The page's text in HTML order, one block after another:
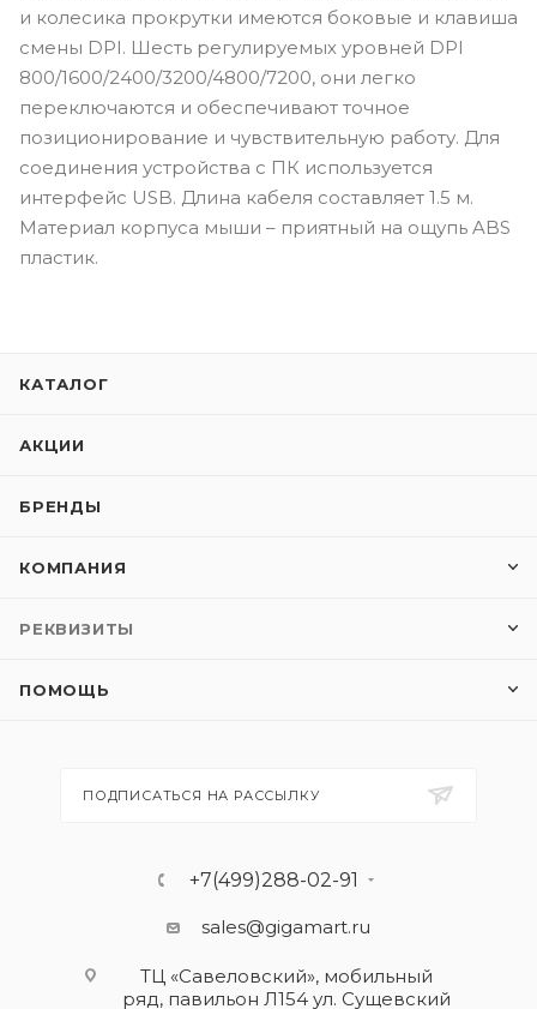
и колесика прокрутки имеются боковые и клавиша
смены DPI. Шесть регулируемых уровней DPI
800/1600/2400/3200/4800/7200, они легко
переключаются и обеспечивают точное
позиционирование и чувствительную работу. Для
соединения устройства с ПК используется
интерфейс USB. Длина кабеля составляет 1.5 м.
Материал корпуса мыши – приятный на ощупь ABS
пластик.
КАТАЛОГ
АКЦИИ
БРЕНДЫ
КОМПАНИЯ
РЕКВИЗИТЫ
ПОМОЩЬ
ПОДПИСАТЬСЯ НА РАССЫЛКУ
+7(499)288-02-91
sales@gigamart.ru
ТЦ «Савеловский», мобильный
ряд, павильон Л154 ул. Сущевский